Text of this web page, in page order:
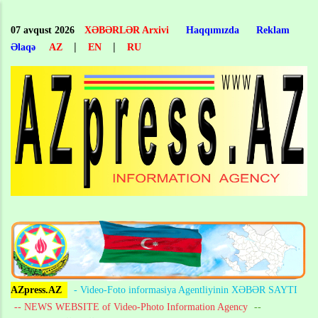
main
content
07 avqust 2026 XƏBƏRLƏR Arxivi Haqqımızda
Reklam
Əlaqə
AZ | EN | RU
AZpress.AZ
- Video-Foto informasiya Agentliyinin XƏBƏR SAYTI
-- NEWS WEBSITE of Video-Photo Information Agency --